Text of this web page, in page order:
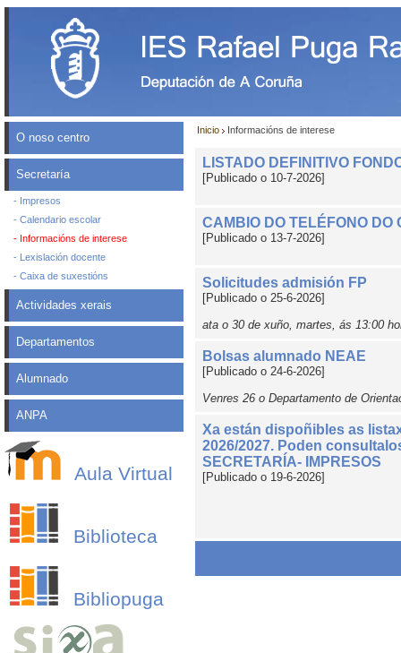
O noso centro
Secretaría
- Impresos
- Calendario escolar
- Informacións de interese
- Lexislación docente
- Caixa de suxestións
Actividades xerais
Departamentos
Alumnado
ANPA
Aula Virtual
Biblioteca
Bibliopuga
Inicio Informacións de interese
LISTADO DEFINITIVO
[Publicado o 10-7-2026]
CAMBIO DO TELÉFONO DO
[Publicado o 13-7-2026]
Solicitudes admisión FP
[Publicado o 25-6-2026]
ata o 30 de xuño, martes, ás 13:00
Bolsas alumnado NEAE
[Publicado o 24-6-2026]
Venres 26 o Departamento de
Xa están dispoñibles as
2026/2027. Poden
SECRETARÍA- IMPRESOS
[Publicado o 19-6-2026]